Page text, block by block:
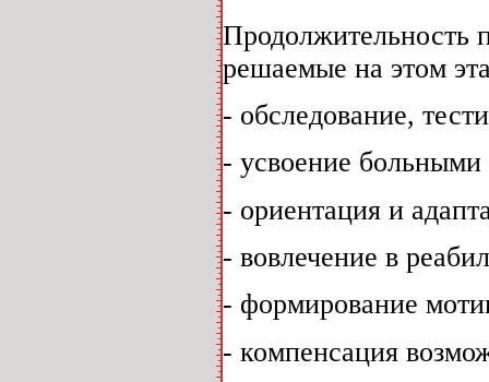
Продолжительность
решаемые на этом
- обследование,
- усвоение
- ориентация и
- вовлечение в
- формирование
- компенсация